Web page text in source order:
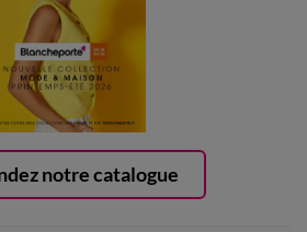
notre catalogue